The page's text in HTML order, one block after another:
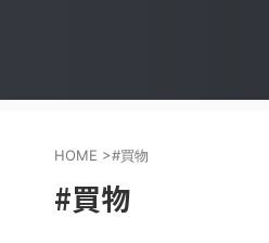
HOME >#買物
#買物